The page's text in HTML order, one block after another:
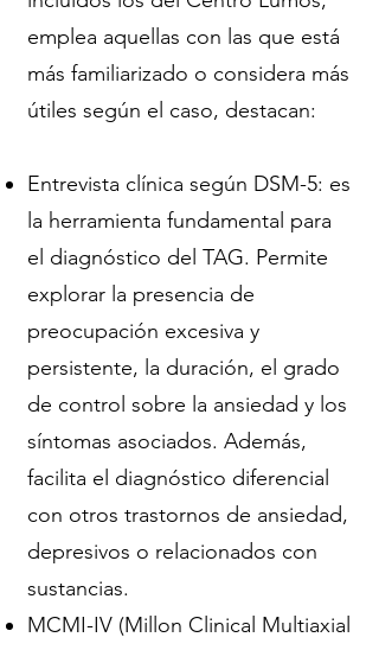
emplea aquellas con las que está
más familiarizado o considera más
útiles según el caso, destacan:
Entrevista clínica según DSM-5: es
la herramienta fundamental para
el diagnóstico del TAG. Permite
explorar la presencia de
preocupación excesiva y
persistente, la duración, el grado
de control sobre la ansiedad y los
síntomas asociados. Además,
facilita el diagnóstico diferencial
con otros trastornos de ansiedad,
depresivos o relacionados con
sustancias.
MCMI-IV (Millon Clinical Multiaxial